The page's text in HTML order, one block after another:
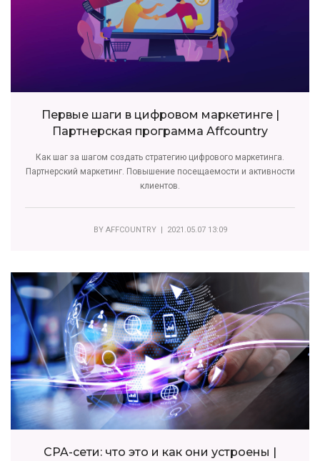
Первые шаги в цифровом маркетинге |
Партнерская программа Affcountry
Как шаг за шагом создать стратегию цифрового маркетинга.
Партнерский маркетинг. Повышение посещаемости и активности
клиентов.
BY AFFCOUNTRY| 2021.05.07 13:09
CPA-сети: что это и как они устроены |